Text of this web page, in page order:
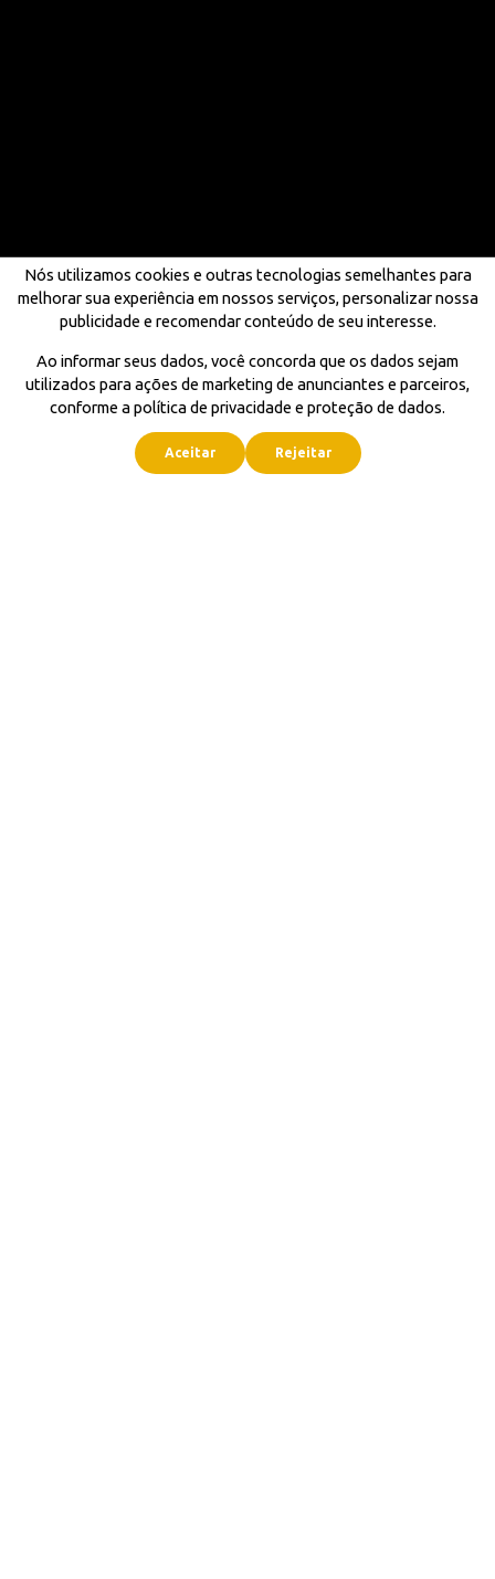
Nós utilizamos cookies e outras tecnologias semelhantes para
melhorar sua experiência em nossos serviços, personalizar nossa
publicidade e recomendar conteúdo de seu interesse.
Ao informar seus dados, você concorda que os dados sejam
utilizados para ações de marketing de anunciantes e parceiros,
conforme a política de privacidade e proteção de dados.
Aceitar Rejeitar